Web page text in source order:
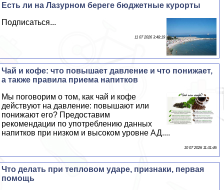
Есть ли на Лазурном береге бюджетные курорты
Подписаться...
11 07 2026 3:48:19
Чай и кофе: что повышает давление и что понижает,
а также правила приема напитков
Мы поговорим о том, как чай и кофе
действуют на давление: повышают или
понижают его? Предоставим
рекомендации по употрeблению данных
напитков при низком и высоком уровне АД....
10 07 2026 11:31:46
Что делать при тепловом ударе, признаки, первая
помощь